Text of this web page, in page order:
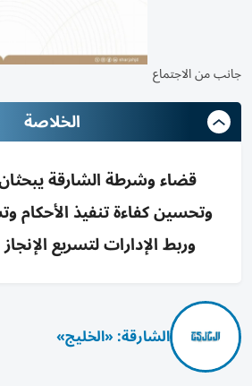
جانب من الاجتماع
الخلاصة
قضاء وشرطة الشارقة يبحثان
وتحسين كفاءة تنفيذ الأحكام
وربط الإدارات لتسريع
الشارقة: «الخليج»